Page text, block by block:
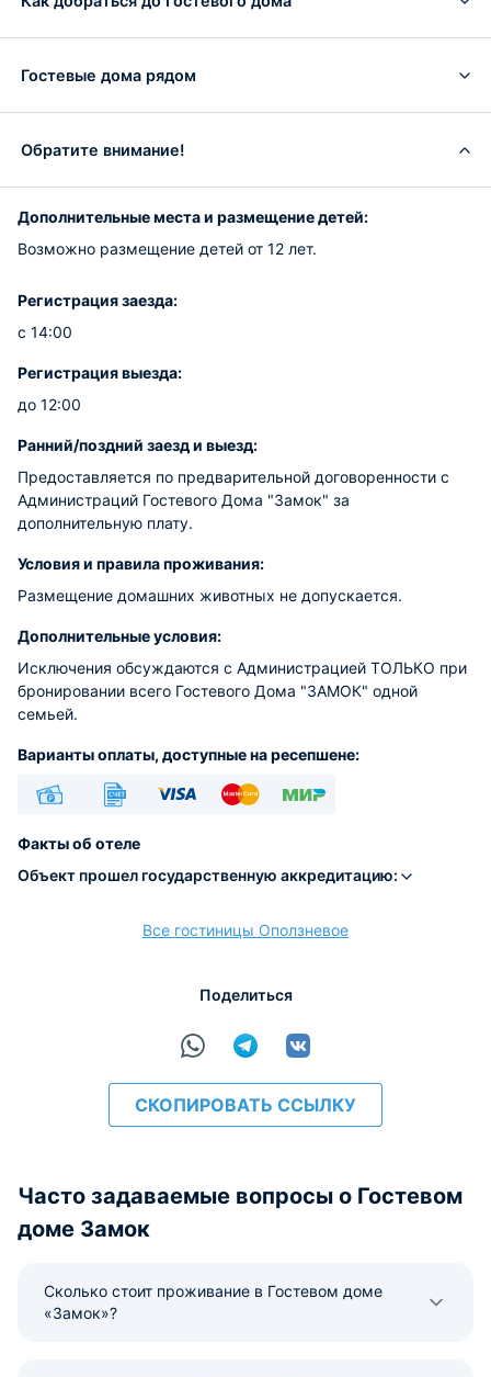
Гостевые дома рядом
Обратите внимание!
Дополнительные места и размещение детей:
Возможно размещение детей от 12 лет.
Регистрация заезда:
с 14:00
Регистрация выезда:
до 12:00
Ранний/поздний заезд и выезд:
Предоставляется по предварительной договоренности с
Администраций Гостевого Дома "Замок" за
дополнительную плату.
Условия и правила проживания:
Размещение домашних животных не допускается.
Дополнительные условия:
Исключения обсуждаются с Администрацией ТОЛЬКО при
бронировании всего Гостевого Дома "ЗАМОК" одной
семьей.
Варианты оплаты, доступные на ресепшене:
Факты об отеле
Объект прошел государственную аккредитацию:
Все гостиницы Оползневое
Поделиться
СКОПИРОВАТЬ ССЫЛКУ
Часто задаваемые вопросы о Гостевом
доме Замок
Сколько стоит проживание в Гостевом доме
«Замок»?